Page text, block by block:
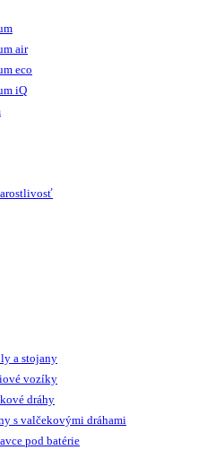
air
eco
iQ
a stojany
vozíky
dráhy
s valčekovými dráhami
pod batérie